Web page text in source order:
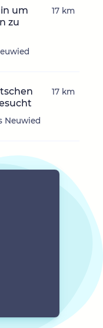
um
zu
17 km
Neuwied
17 km